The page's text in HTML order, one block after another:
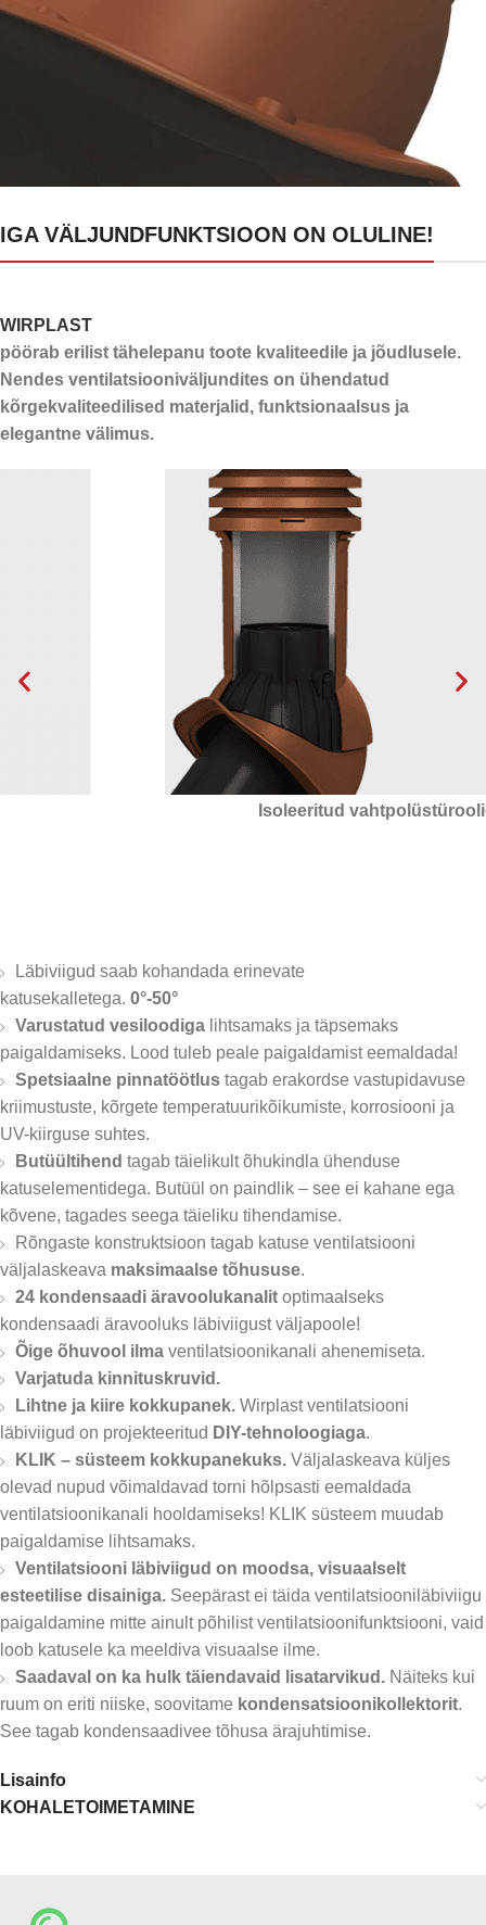
24 kanalit kondensaadi
ärajuhtimiseks
IGA VÄLJUNDFUNKTSIOON ON OLULINE!
WIRPLAST
pöörab erilist tähelepanu toote kvaliteedile ja jõudlusele.
Nendes ventilatsiooniväljundites on ühendatud
kõrgekvaliteedilised materjalid, funktsionaalsus ja
elegantne välimus.
Isoleeritud vahtpolüstürooliga
Läbiviigud saab kohandada erinevate
katusekalletega. 0°-50°
Varustatud vesiloodiga lihtsamaks ja täpsemaks
paigaldamiseks. Lood tuleb peale paigaldamist eemaldada!
Spetsiaalne pinnatöötlus tagab erakordse vastupidavuse
kriimustuste, kõrgete temperatuurikõikumiste, korrosiooni ja
UV-kiirguse suhtes.
Butüültihend tagab täielikult õhukindla ühenduse
katuselementidega. Butüül on paindlik – see ei kahane ega
kõvene, tagades seega täieliku tihendamise.
Rõngaste konstruktsioon tagab katuse ventilatsiooni
väljalaskeava maksimaalse tõhususe.
24 kondensaadi äravoolukanalit optimaalseks
kondensaadi äravooluks läbiviigust väljapoole!
Õige õhuvool ilma ventilatsioonikanali ahenemiseta.
Varjatuda kinnituskruvid.
Lihtne ja kiire kokkupanek. Wirplast ventilatsiooni
läbiviigud on projekteeritud DIY-tehnoloogiaga.
KLIK – süsteem kokkupanekuks. Väljalaskeava küljes
olevad nupud võimaldavad torni hõlpsasti eemaldada
ventilatsioonikanali hooldamiseks! KLIK süsteem muudab
paigaldamise lihtsamaks.
Ventilatsiooni läbiviigud on moodsa, visuaalselt
esteetilise disainiga. Seepärast ei täida ventilatsiooniläbiviigu
paigaldamine mitte ainult põhilist ventilatsioonifunktsiooni, vaid
loob katusele ka meeldiva visuaalse ilme.
Saadaval on ka hulk täiendavaid lisatarvikud. Näiteks kui
ruum on eriti niiske, soovitame kondensatsioonikollektorit.
See tagab kondensaadivee tõhusa ärajuhtimise.
Lisainfo
KOHALETOIMETAMINE